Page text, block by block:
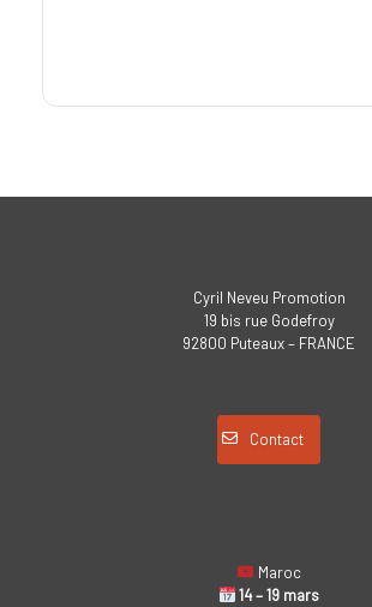
Cyril Neveu Promotion
19 bis rue Godefroy
92800 Puteaux – FRANCE
Contact
Maroc
14 – 19 mars